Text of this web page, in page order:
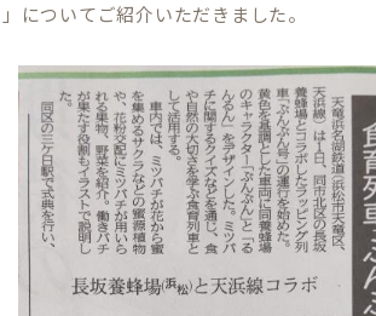
についてご紹介いただきました。